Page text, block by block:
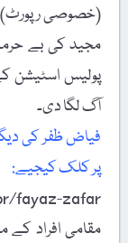
(خصوصی رپورٹ)
مجید کی بے
پولیس اسٹیشن
آگ لگا دی۔
فیاض ظفر کی
پر کلک کیجیے:
fayaz-zafar/
مقامی افراد کے